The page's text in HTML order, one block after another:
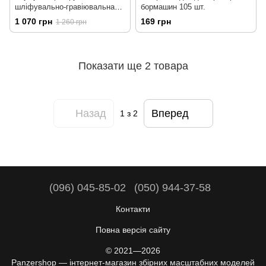
шліфувально-гравіювальна
машина (бормашина) Galaxy
Tools T15A01
1 070 грн 1 260 грн
бормашин 105 шт.
169 грн
Показати ще 2 товара
Назад 1з 2 Вперед
(096) 045-85-02 (050) 944-37-58
Контакти
Повна версія сайту
© 2021—2026
Panzershop — інтернет-магазин збірних масштабних моделей